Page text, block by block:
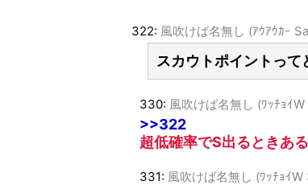
322: 風吹けば名無し (ｱｳｱｳｶｰ
スカウトポイントって
330: 風吹けば名無し (ﾜｯﾁｮｲ
>>322
超低確率でS出るときあ
331: 風吹けば名無し (ﾜｯﾁｮｲ